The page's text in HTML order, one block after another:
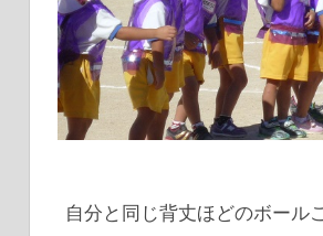
自分と同じ背丈ほどのボール